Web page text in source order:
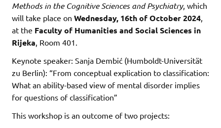
Methods in the Cognitive Sciences and Psychiatry, which
will take place on Wednesday, 16th of October 2024,
at the Faculty of Humanities and Social Sciences in
Rijeka, Room 401.
Keynote speaker: Sanja Dembić (Humboldt-Universität
zu Berlin): “From conceptual explication to classification:
What an ability-based view of mental disorder implies
for questions of classification”
This workshop is an outcome of two projects: